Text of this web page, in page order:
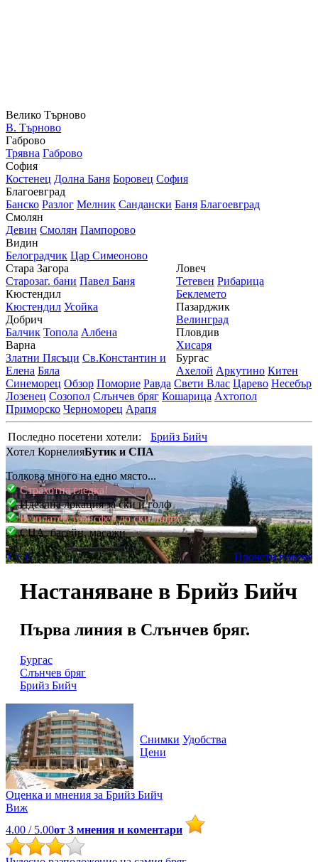
Велико Търново
В. Търново
Габрово
Трявна Габрово
София
Костенец Долна Баня Боровец София
Благоевград
Банско Разлог Мелник Сандански Баня Благоевград
Смолян
Девин Смолян Пампорово
Видин
Белоградчик Цар Симеоново
Стара Загора
Старозаг. бани Павел Баня
Кюстендил
Кюстендил Усойка
Добрич
Балчик Топола Албена
Варна
Златни Пясъци Св.Константин и
Елена Бяла
Ловеч
Тетевен Рибарица
Беклемето
Пазарджик
Велинград
Пловдив
Хисаря
Бургас
Ахелой Аркутино Китен
Синеморец Обзор Поморие Равда Свети Влас Царево Несебър
Лозенец Созопол Слънчев бряг Кошарица Ахтопол
Приморско Черноморец Арапя
Последно посетени хотели:
Брийз Бийч
Хотел КорнелияБутик и СПА
Толкова много на едно място...
Страхотна гледка!
Идеална локация за ски и голф
Безплатен трансфер до ски лифта
СПА, басейн, масажи
Прочети повече
1 2 3
Настаняване в Брийз Бийч
Първа линия в Слънчев бряг.
Бургас
Слънчев бряг
Брийз Бийч
Снимки Удобства
Цени
Оценка и мнения за Брийз Бийч
Виж
4.00 / 5.00от 3 мнения и коментари